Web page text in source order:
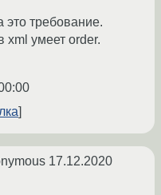
требование.
xml умеет order.
17.12.2020